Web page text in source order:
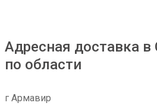
Адресная доставка в
по области
г Армавир